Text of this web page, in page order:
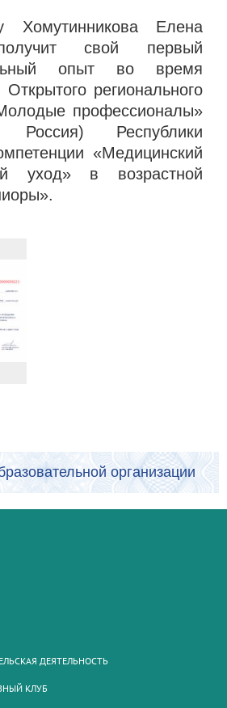
Елена
свой первый
опыт во время
регионального
профессионалы»
Россия) Республики
«Медицинский
уход» в возрастной
организации
ДЕЯТЕЛЬНОСТЬ
КЛУБ